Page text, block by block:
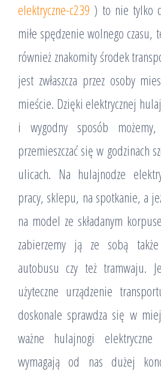
elektryczne-c239 ) to nie tylko
miłe spędzenie wolnego czasu,
również znakomity środek
jest zwłaszcza przez osoby
mieście. Dzięki elektrycznej
i wygodny sposób
przemieszczać się w godzinach
ulicach. Na hulajnodze
pracy, sklepu, na spotkanie, a
na model ze składanym
zabierzemy ją ze sobą
autobusu czy też tramwaju.
użyteczne urządzenie
doskonale sprawdza się w
ważne hulajnogi
wymagają od nas dużej